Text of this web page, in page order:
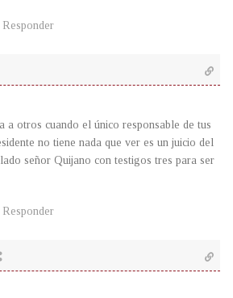
Responder
a otros cuando el único responsable de tus
no tiene nada que ver es un juicio del
señor Quijano con testigos tres para ser
Responder